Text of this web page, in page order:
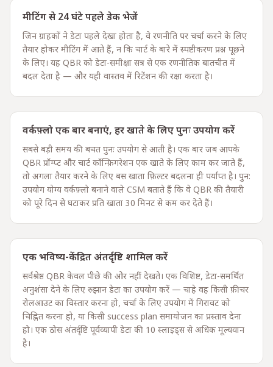
मीटिंग से 24 घंटे पहले डेक भेजें
जिन ग्राहकों ने डेटा पहले देखा होता है, वे रणनीति पर चर्चा करने के लिए
तैयार होकर मीटिंग में आते हैं, न कि चार्ट के बारे में स्पष्टीकरण प्रश्न पूछने
के लिए। यह QBR को डेटा-समीक्षा सत्र से एक रणनीतिक बातचीत में
बदल देता है — और यही वास्तव में रिटेंशन की रक्षा करता है।
वर्कफ़्लो एक बार बनाएं, हर खाते के लिए पुनः उपयोग करें
सबसे बड़ी समय की बचत पुनः उपयोग से आती है। एक बार जब आपके
QBR प्रॉम्प्ट और चार्ट कॉन्फ़िगरेशन एक खाते के लिए काम कर जाते हैं,
तो अगला तैयार करने के लिए बस खाता फ़िल्टर बदलना ही पर्याप्त है। पुन:
उपयोग योग्य वर्कफ़्लो बनाने वाले CSM बताते हैं कि वे QBR की तैयारी
को पूरे दिन से घटाकर प्रति खाता 30 मिनट से कम कर देते हैं।
एक भविष्य-केंद्रित अंतर्दृष्टि शामिल करें
सर्वश्रेष्ठ QBR केवल पीछे की ओर नहीं देखते। एक विशिष्ट, डेटा-समर्थित
अनुशंसा देने के लिए रुझान डेटा का उपयोग करें — चाहे वह किसी फ़ीचर
रोलआउट का विस्तार करना हो, चर्चा के लिए उपयोग में गिरावट को
चिह्नित करना हो, या किसी success plan समायोजन का प्रस्ताव देना
हो। एक ठोस अंतर्दृष्टि पूर्वव्यापी डेटा की 10 स्लाइड्स से अधिक मूल्यवान
है।